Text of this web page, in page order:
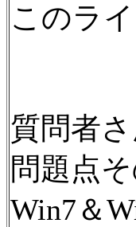
このラ
質問者
問題点
Win7＆